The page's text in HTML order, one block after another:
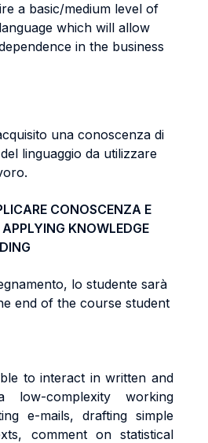
a basic/medium level of
which will allow
in the business
una conoscenza di
linguaggio da utilizzare
CONOSCENZA E
KNOWLEDGE
lo studente sarà
end of the course student
to interact in written and
complexity working
e-mails, drafting simple
comment on statistical